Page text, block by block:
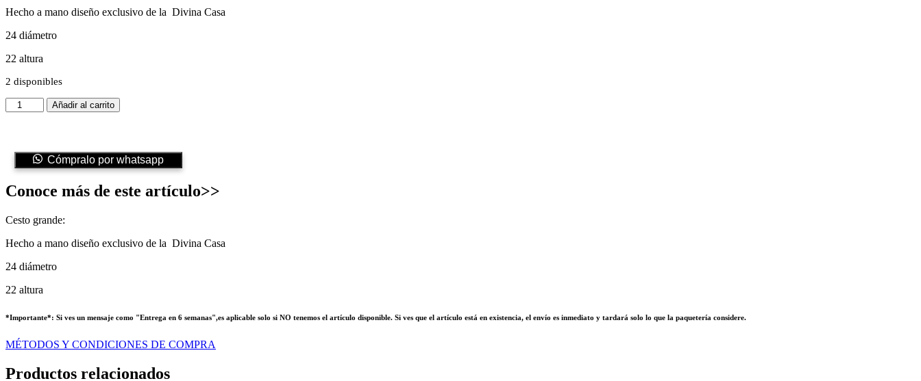
Hecho a mano diseño exclusivo de la Divina Casa
24 diámetro
22 altura
2 disponibles
Cesto
Okumi
cantidad
Añadir al carrito
Cómpralo por whatsapp
Conoce más de este artículo>>
Cesto grande:
Hecho a mano diseño exclusivo de la Divina Casa
24 diámetro
22 altura
*Importante*: Si ves un mensaje como "Entrega en 6 semanas",es aplicable solo si NO tenemos el artículo disponible. Si ves que el artículo está en existencia, el envío es inmediato y tardará solo lo que la paquetería considere.
MÉTODOS Y CONDICIONES DE COMPRA
Productos relacionados